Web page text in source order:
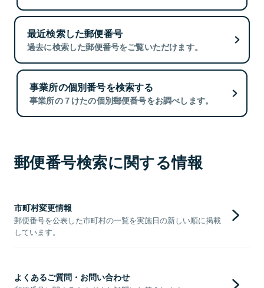
最近検索した郵便番号
過去に検索した郵便番号をご覧いただけます。
事業所の個別番号を検索する
事業所の７けたの個別郵便番号をお調べします。
郵便番号検索に関する情報
市町村変更情報
郵便番号を公表した市町村の一覧を実施日の新しい順に掲載
しています。
よくあるご質問・お問い合わせ